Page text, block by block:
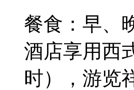
餐食：早、
酒店享用西
时），游览